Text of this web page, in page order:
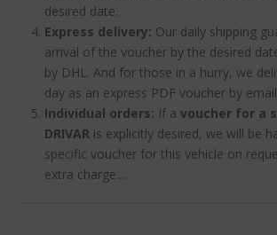
desired date.
Express delivery: Our daily shipping
arrival of the voucher by the desired
by DHL. And for those in a hurry, we
day as an express PDF voucher by
Individual orders: If a voucher for a
DRIVAR is explicitly desired, we will be
specific voucher for this vehicle on
extra charge....